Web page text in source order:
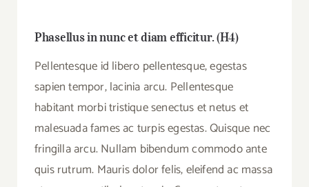
Phasellus in nunc et diam efficitur. (H4)
Pellentesque id libero pellentesque, egestas
sapien tempor, lacinia arcu. Pellentesque
habitant morbi tristique senectus et netus et
malesuada fames ac turpis egestas. Quisque nec
fringilla arcu. Nullam bibendum commodo ante
quis rutrum. Mauris dolor felis, eleifend ac massa